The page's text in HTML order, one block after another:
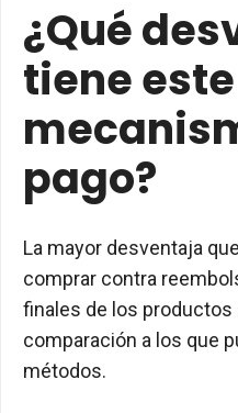
¿Qué
tiene este
pago?
La mayor desventaja
comprar contra
finales de los
comparación a los que
métodos.